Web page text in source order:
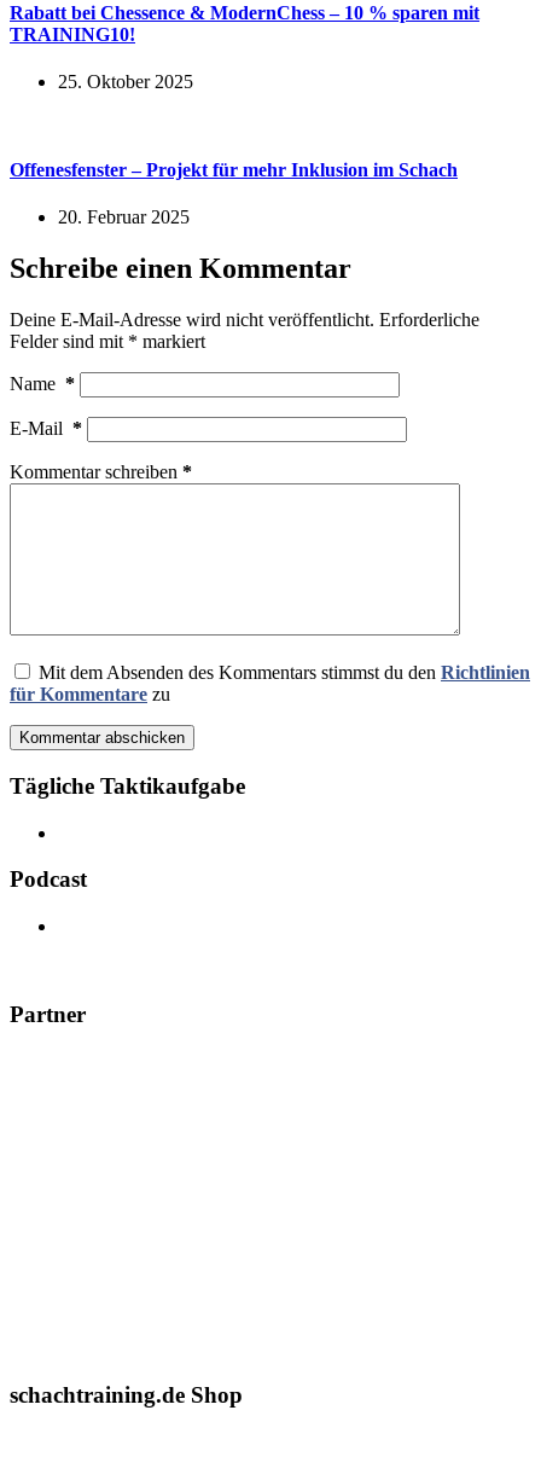
Rabatt bei Chessence & ModernChess – 10 % sparen mit
TRAINING10!
25. Oktober 2025
Offenesfenster – Projekt für mehr Inklusion im Schach
20. Februar 2025
Schreibe einen Kommentar
Deine E-Mail-Adresse wird nicht veröffentlicht. Erforderliche
Felder sind mit * markiert
Name *
E-Mail *
Kommentar schreiben *
Mit dem Absenden des Kommentars stimmst du den Richtlinien
für Kommentare zu
Kommentar abschicken
Tägliche Taktikaufgabe
Podcast
Partner
schachtraining.de Shop